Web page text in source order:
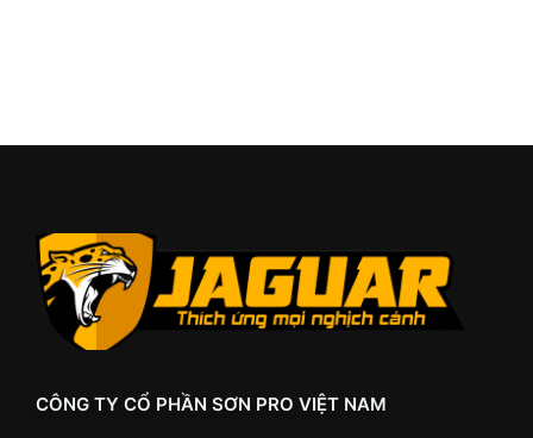
CÔNG TY CỔ PHẦN SƠN PRO VIỆT NAM